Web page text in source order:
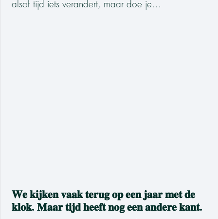
alsof tijd iets verandert, maar doe je…
𝐖𝐞 𝐤𝐢𝐣𝐤𝐞𝐧 𝐯𝐚𝐚𝐤 𝐭𝐞𝐫𝐮𝐠 𝐨𝐩 𝐞𝐞𝐧 𝐣𝐚𝐚𝐫 𝐦𝐞𝐭 𝐝𝐞
𝐤𝐥𝐨𝐤. 𝐌𝐚𝐚𝐫 𝐭𝐢𝐣𝐝 𝐡𝐞𝐞𝐟𝐭 𝐧𝐨𝐠 𝐞𝐞𝐧 𝐚𝐧𝐝𝐞𝐫𝐞 𝐤𝐚𝐧𝐭.